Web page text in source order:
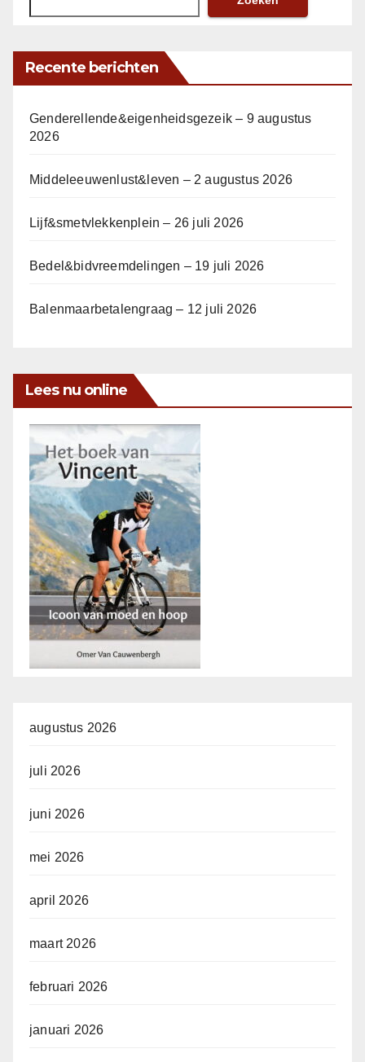
Recente berichten
Genderellende&eigenheidsgezeik – 9 augustus
2026
Middeleeuwenlust&leven – 2 augustus 2026
Lijf&smetvlekkenplein – 26 juli 2026
Bedel&bidvreemdelingen – 19 juli 2026
Balenmaarbetalengraag – 12 juli 2026
Lees nu online
augustus 2026
juli 2026
juni 2026
mei 2026
april 2026
maart 2026
februari 2026
januari 2026